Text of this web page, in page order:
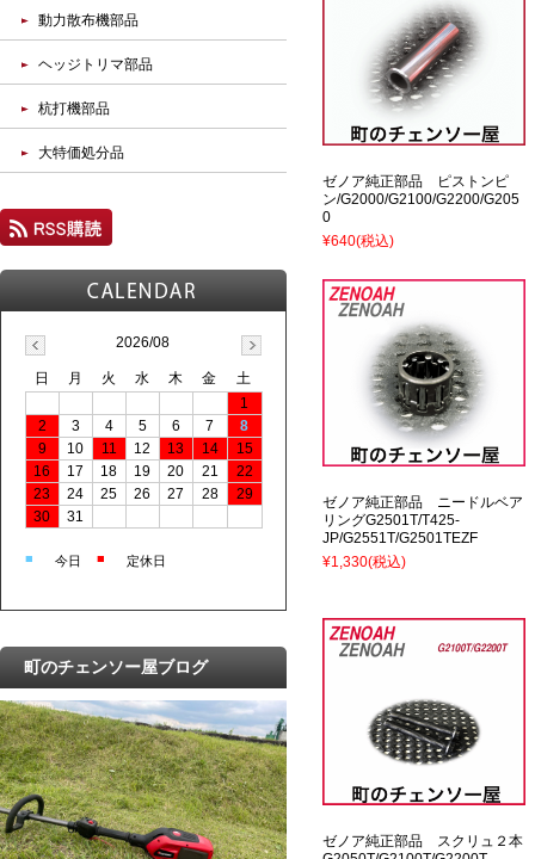
ゼノア純正部品 ピストンピ
ン/G2000/G2100/G2200/G205
0
¥640(税込)
ゼノア純正部品 ニードルベア
リングG2501T/T425-
JP/G2551T/G2501TEZF
¥1,330(税込)
ゼノア純正部品 スクリュ２本
動力散布機部品
ヘッジトリマ部品
杭打機部品
大特価処分品
2026/08
日 月 火 水 木 金
土
1
2
3 4 5 6 7
8
9
10 11 12 13 14
15
16
17 18 19 20 21
22
23
24 25 26 27 28
29
30
31
■ 今日 ■ 定休日
町のチェンソー屋ブログ